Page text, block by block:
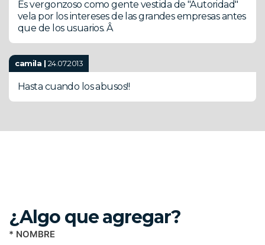
Es vergonzoso como gente vestida de "Autoridad"
vela por los intereses de las grandes empresas antes
que de los usuarios. Â
camila | 24.07.2013
Hasta cuando los abusos!!
¿Algo que agregar?
* NOMBRE